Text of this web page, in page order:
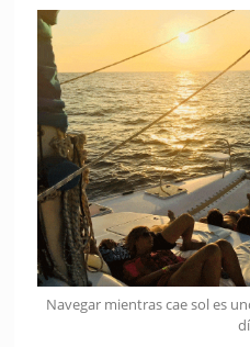
Navegar mientras cae sol es